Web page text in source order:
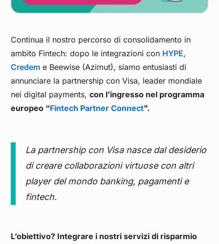
Continua il nostro percorso di consolidamento in
ambito Fintech: dopo le integrazioni con HYPE,
Credem e Beewise (Azimut), siamo entusiasti di
annunciare la partnership con Visa, leader mondiale
nei digital payments,con l’ingresso nel programma
europeo “Fintech Partner Connect”.
La partnership con Visa nasce dal desiderio
di creare collaborazioni virtuose con altri
player del mondo banking, pagamenti e
fintech.
L’obiettivo? Integrare i nostri servizi di risparmio